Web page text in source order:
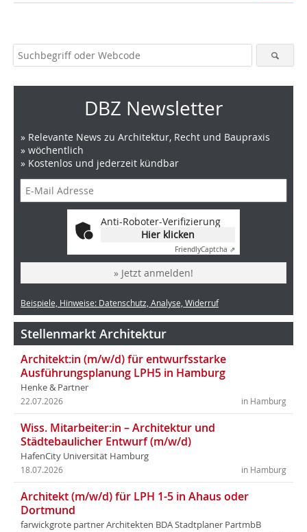
DBZ Newsletter
» Relevante News zu Architektur, Recht und Baupraxis
» wöchentlich
» Kostenlos und jederzeit kündbar
Anti-Roboter-Verifizierung
Hier klicken
FriendlyCaptcha ⇗
» Jetzt anmelden!
Beispiele, Hinweise: Datenschutz, Analyse, Widerruf
Stellenmarkt Architektur
Architekt:in (m/w/d) für entwurfsstarke
Ausführungsplanung LPH5 in Hamburg
Henke & Partner
in Hamburg
22.07.2026
Wiss. Mitarbeiter:in – Architektur und
Städtebaulicher Entwurf (m/w/d)
HafenCity Universität Hamburg
in Hamburg
18.07.2026
Architekt (m/w/d) für LPH 1-5 in Ahaus oder
Dortmund
farwickgrote partner Architekten BDA Stadtplaner PartmbB